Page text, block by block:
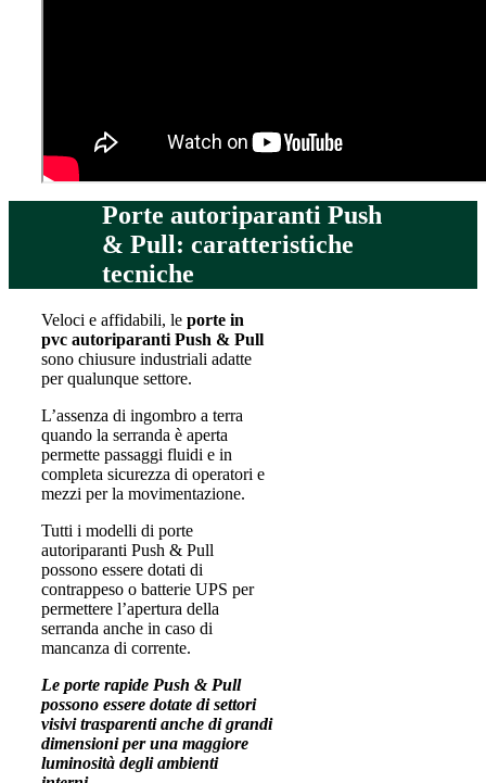
Porte autoriparanti Push
& Pull: caratteristiche
tecniche
Veloci e affidabili, le porte in
pvc autoriparanti Push & Pull
sono chiusure industriali adatte
per qualunque settore.
L’assenza di ingombro a terra
quando la serranda è aperta
permette passaggi fluidi e in
completa sicurezza di operatori e
mezzi per la movimentazione.
Tutti i modelli di porte
autoriparanti Push & Pull
possono essere dotati di
contrappeso o batterie UPS per
permettere l’apertura della
serranda anche in caso di
mancanza di corrente.
Le porte rapide Push & Pull
possono essere dotate di settori
visivi trasparenti anche di grandi
dimensioni per una maggiore
luminosità degli ambienti